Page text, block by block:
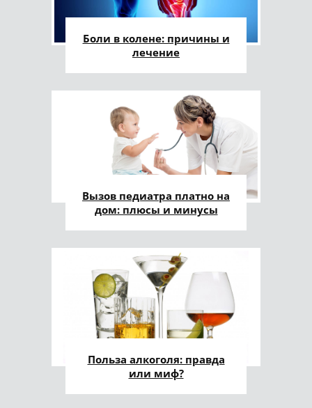
Боли в колене: причины и
лечение
Вызов педиатра платно на
дом: плюсы и минусы
Польза алкоголя: правда
или миф?